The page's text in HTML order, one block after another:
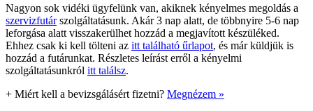
Nagyon sok vidéki ügyfelünk van, akiknek kényelmes megoldás a
szervizfutárszolgáltatásunk. Akár 3 nap alatt, de többnyire 5-6 nap
leforgása alatt visszakerülhet hozzád a megjavított készüléked.
Ehhez csak ki kell tölteni az itt található űrlapot, és már küldjük is
hozzád a futárunkat. Részletes leírást erről a kényelmi
szolgáltatásunkról itt találsz.
+ Miért kell a bevizsgálásért fizetni? Megnézem »